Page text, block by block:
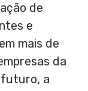
de
e
mais de
da
futuro, a